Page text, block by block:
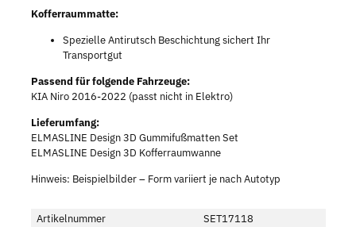
Kofferraummatte:
Spezielle Antirutsch Beschichtung sichert Ihr
Transportgut
Passend für folgende Fahrzeuge:
KIA Niro 2016-2022 (passt nicht in Elektro)
Lieferumfang:
ELMASLINE Design 3D Gummifußmatten Set
ELMASLINE Design 3D Kofferraumwanne
Hinweis: Beispielbilder – Form variiert je nach Autotyp
Artikelnummer SET17118